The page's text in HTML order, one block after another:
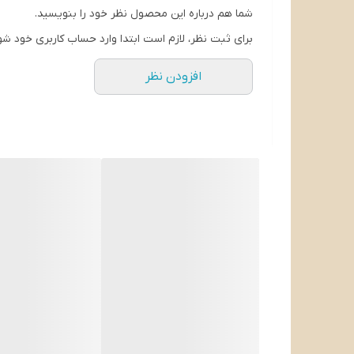
شما هم درباره این محصول نظر خود را بنویسید.
برای ثبت نظر، لازم است ابتدا وارد حساب کاربری خود
افزودن نظر